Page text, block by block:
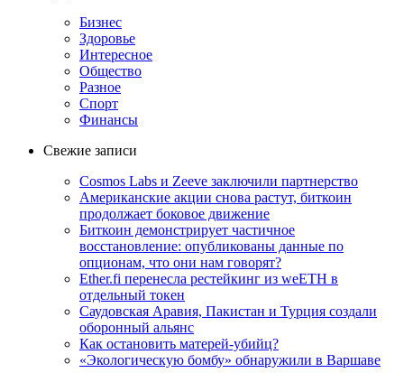
Бизнес
Здоровье
Интересное
Общество
Разное
Спорт
Финансы
Свежие записи
Cosmos Labs и Zeeve заключили партнерство
Американские акции снова растут, биткоин
продолжает боковое движение
Биткоин демонстрирует частичное
восстановление: опубликованы данные по
опционам, что они нам говорят?
Ether.fi перенесла рестейкинг из weETH в
отдельный токен
Саудовская Аравия, Пакистан и Турция создали
оборонный альянс
Как остановить матерей-убийц?
«Экологическую бомбу» обнаружили в Варшаве